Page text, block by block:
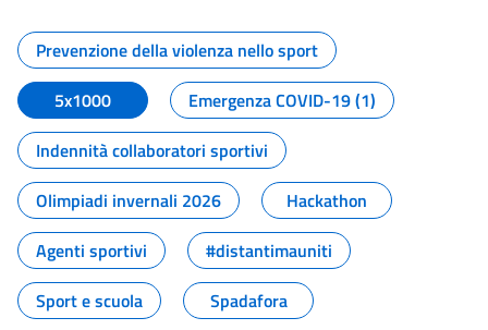
Tutti i contenuti della pagina
Prevenzione della violenza nello sport
5x1000
Emergenza COVID-19 (1)
Indennità collaboratori sportivi
Olimpiadi invernali 2026
Hackathon
Agenti sportivi
#distantimauniti
Sport e scuola
Spadafora